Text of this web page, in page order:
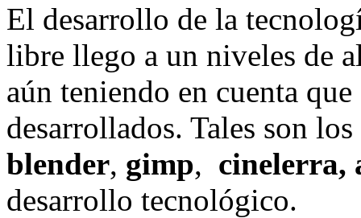
El desarrollo de la
libre llego a un niveles de
aún teniendo en cuenta
desarrollados. Tales son
blender, gimp, cinelerra,
desarrollo tecnológico.